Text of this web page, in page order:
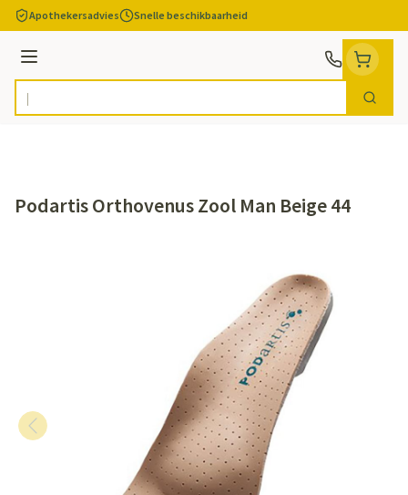
Ga naar de inhoud
Apothekersadvies Snelle beschikbaarheid
Menu
Product, merk, categorie... Zoek
Podartis Orthovenus Zool Man Beige 44